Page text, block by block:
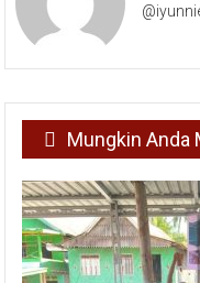
Mungkin Anda